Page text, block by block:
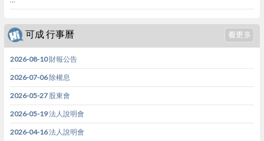
可成 行事曆
2026-08-10 財報公告
2026-07-06 除權息
2026-05-27 股東會
2026-05-19 法人說明會
2026-04-16 法人說明會